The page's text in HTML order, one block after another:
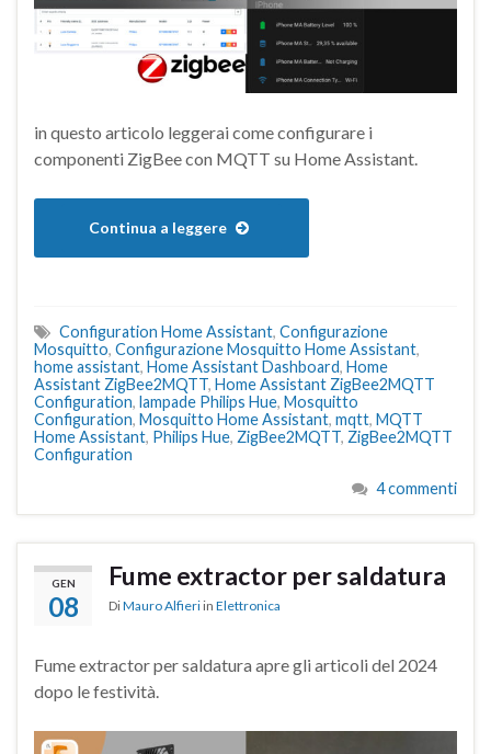
in questo articolo leggerai come configurare i
componenti ZigBee con MQTT su Home Assistant.
Continua a leggere
Configuration Home Assistant, Configurazione
Mosquitto, Configurazione Mosquitto Home Assistant,
home assistant, Home Assistant Dashboard, Home
Assistant ZigBee2MQTT, Home Assistant ZigBee2MQTT
Configuration, lampade Philips Hue, Mosquitto
Configuration, Mosquitto Home Assistant, mqtt, MQTT
Home Assistant, Philips Hue, ZigBee2MQTT, ZigBee2MQTT
Configuration
4 commenti
GEN
08
Fume extractor per saldatura
DiMauro Alfieri in Elettronica
Fume extractor per saldatura apre gli articoli del 2024
dopo le festività.